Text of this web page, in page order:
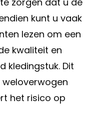
kunt u vaak
lezen om een
kwaliteit en
kledingstuk. Dit
het risico op